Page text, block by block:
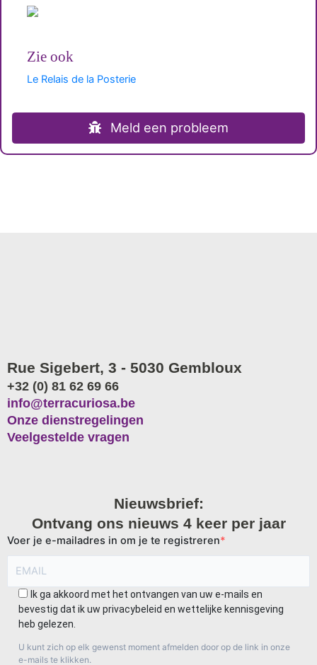
Zie ook
Le Relais de la Posterie
Meld een probleem
Rue Sigebert, 3 - 5030 Gembloux
+32 (0) 81 62 69 66
info@terracuriosa.be
Onze dienstregelingen
Veelgestelde vragen
Nieuwsbrief:
Ontvang ons nieuws 4 keer per jaar
Voer je e-mailadres in om je te registreren
Ik ga akkoord met het ontvangen van uw e-mails en
bevestig dat ik uw privacybeleid en wettelijke kennisgeving
heb gelezen.
U kunt zich op elk gewenst moment afmelden door op de link in onze
e-mails te klikken.